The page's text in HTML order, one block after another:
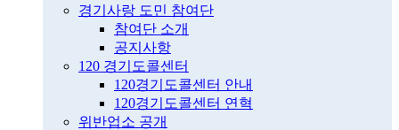
경기사랑 도민 참여단
참여단 소개
공지사항
120 경기도콜센터
120경기도콜센터 안내
120경기도콜센터 연혁
위반업소 공개